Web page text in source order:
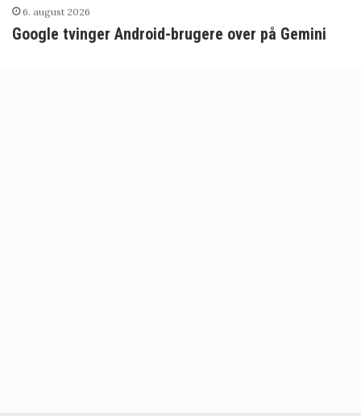
6. august 2026
Google tvinger Android-brugere over på Gemini